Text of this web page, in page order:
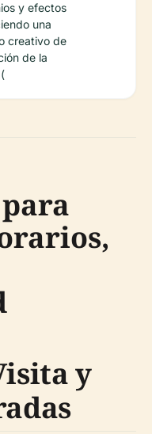
y efectos
una
creativo de
de la
y